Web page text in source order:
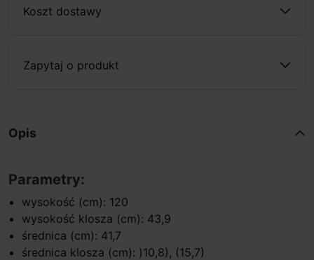
Koszt dostawy
Zapytaj o produkt
Opis
Parametry:
wysokość (cm): 120
wysokość klosza (cm): 43,9
średnica (cm): 41,7
średnica klosza (cm): )10,8), (15,7)